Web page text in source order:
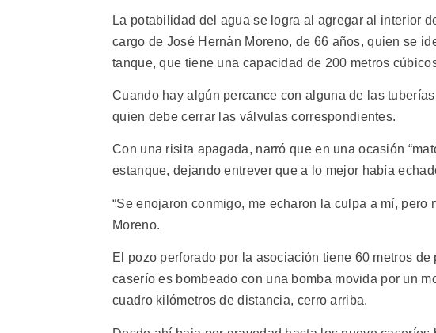
La potabilidad del agua se logra al agregar al interior
cargo de José Hernán Moreno, de 66 años, quien se
tanque, que tiene una capacidad de 200 metros
Cuando hay algún percance con alguna de las
quien debe cerrar las válvulas correspondientes.
Con una risita apagada, narró que en una ocasión
estanque, dejando entrever que a lo mejor había
“Se enojaron conmigo, me echaron la culpa a mí, pero
Moreno.
El pozo perforado por la asociación tiene 60 metros
caserío es bombeado con una bomba movida por un
cuadro kilómetros de distancia, cerro arriba.